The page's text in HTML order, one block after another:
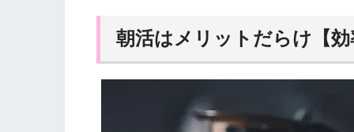
朝活はメリットだらけ【効